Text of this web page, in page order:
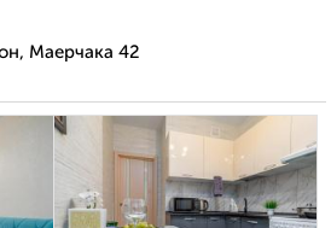
Маерчака 42